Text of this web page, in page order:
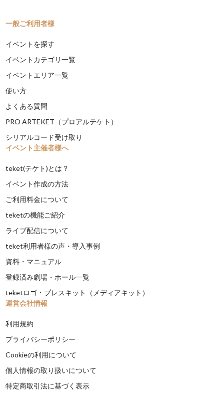
一般ご利用者様
イベントを探す
イベントカテゴリ一覧
イベントエリア一覧
使い方
よくある質問
PRO ARTEKET（プロアルテケト）
シリアルコード受け取り
イベント主催者様へ
teket(テケト)とは？
イベント作成の方法
ご利用料金について
teketの機能ご紹介
ライブ配信について
teket利用者様の声・導入事例
資料・マニュアル
登録済み劇場・ホール一覧
teketロゴ・プレスキット（メディアキット）
運営会社情報
利用規約
プライバシーポリシー
Cookieの利用について
個人情報の取り扱いについて
特定商取引法に基づく表示